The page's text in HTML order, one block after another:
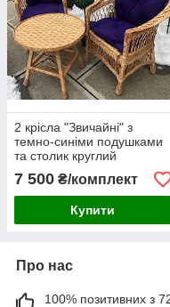
2 крісла "Звичайні" з
темно-синіми подушками
та столик круглий
7 500 ₴/комплект
Купити
Про нас
100% позитивних з 72